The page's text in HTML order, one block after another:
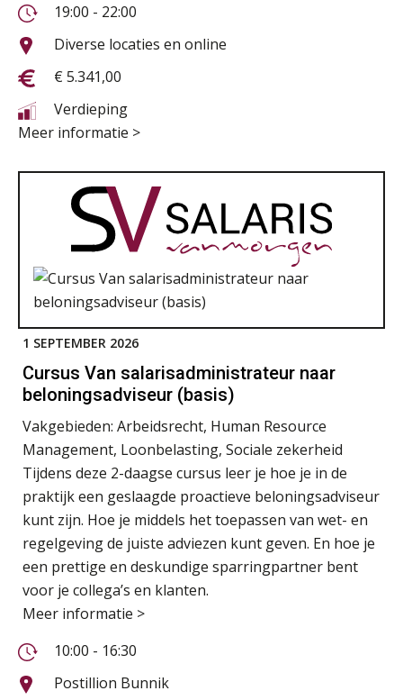
19:00 - 22:00
Diverse locaties en online
€ 5.341,00
Verdieping
Meer informatie >
1 SEPTEMBER 2026
Cursus Van salarisadministrateur naar
beloningsadviseur (basis)
Vakgebieden: Arbeidsrecht, Human Resource
Management, Loonbelasting, Sociale zekerheid
Tijdens deze 2-daagse cursus leer je hoe je in de
praktijk een geslaagde proactieve beloningsadviseur
kunt zijn. Hoe je middels het toepassen van wet- en
regelgeving de juiste adviezen kunt geven. En hoe je
een prettige en deskundige sparringpartner bent
voor je collega’s en klanten.
Meer informatie >
10:00 - 16:30
Postillion Bunnik